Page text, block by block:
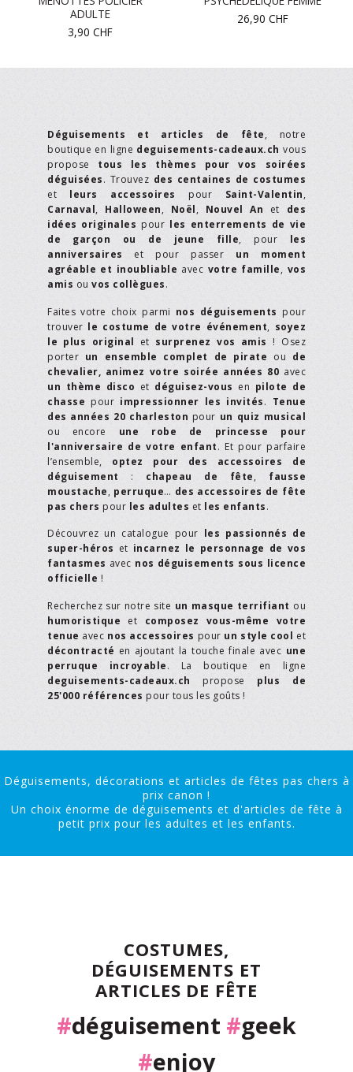
ADULTE
3,90 CHF
26,90 CHF
Déguisements et articles de fête, notre
boutique en ligne deguisements-cadeaux.ch vous
propose tous les thèmes pour vos soirées
déguisées. Trouvez des centaines de costumes
et leurs accessoires pour Saint-Valentin,
Carnaval, Halloween, Noël, Nouvel An et des
idées originales pour les enterrements de vie
de garçon ou de jeune fille, pour les
anniversaires et pour passer un moment
agréable et inoubliable avec votre famille, vos
amis ou vos collègues.
Faites votre choix parmi nos déguisements pour
trouver le costume de votre événement, soyez
le plus original et surprenez vos amis ! Osez
porter un ensemble complet de pirate ou de
chevalier, animez votre soirée années 80 avec
un thème disco et déguisez-vous en pilote de
chasse pour impressionner les invités. Tenue
des années 20 charleston pour un quiz musical
ou encore une robe de princesse pour
l'anniversaire de votre enfant. Et pour parfaire
l’ensemble, optez pour des accessoires de
déguisement : chapeau de fête, fausse
moustache, perruque… des accessoires de fête
pas chers pour les adultes et les enfants.
Découvrez un catalogue pour les passionnés de
super-héros et incarnez le personnage de vos
fantasmes avec nos déguisements sous licence
officielle !
Recherchez sur notre site un masque terrifiant ou
humoristique et composez vous-même votre
tenue avec nos accessoires pour un style cool et
décontracté en ajoutant la touche finale avec une
perruque incroyable. La boutique en ligne
deguisements-cadeaux.ch propose plus de
25'000 références pour tous les goûts !
Déguisements, décorations et articles de fêtes pas chers à
prix canon !
Un choix énorme de déguisements et d'articles de fête à
petit prix pour les adultes et les enfants.
COSTUMES,
DÉGUISEMENTS ET
ARTICLES DE FÊTE
#déguisement #geek
#enjoy